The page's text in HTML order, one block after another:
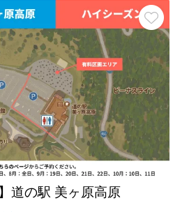
道の駅 美ヶ原高原